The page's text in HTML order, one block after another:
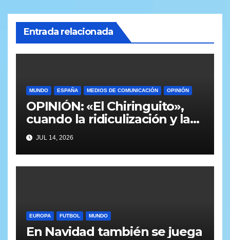
Entrada relacionada
MUNDO ESPAÑA MEDIOS DE COMUNICACIÓN OPINIÓN
OPINIÓN: «El Chiringuito»,
cuando la ridiculización y la
parcialidad se disfrazan de
periodismo deportivo
JUL 14, 2026
EUROPA FUTBOL MUNDO
En Navidad también se juega